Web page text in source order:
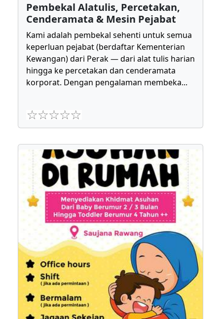
Pembekal Alatulis, Percetakan,
Cenderamata & Mesin Pejabat
Kami adalah pembekal sehenti untuk semua
keperluan pejabat (berdaftar Kementerian
Kewangan) dari Perak — dari alat tulis harian
hingga ke percetakan dan cenderamata
korporat. Dengan pengalaman membeka...